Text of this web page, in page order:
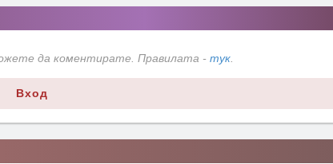
да коментирате. Правилата - тук.
Вход